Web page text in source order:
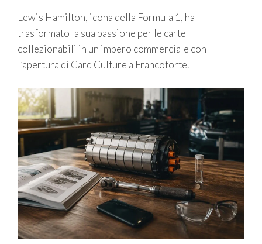
Lewis Hamilton, icona della Formula 1, ha
trasformato la sua passione per le carte
collezionabili in un impero commerciale con
l’apertura di Card Culture a Francoforte.